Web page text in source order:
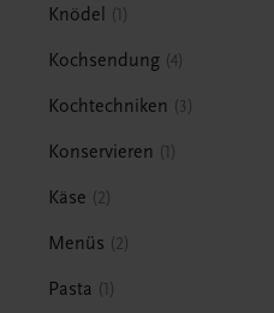
Knödel 1
Kochsendung 4
Kochtechniken 3
Konservieren 1
Käse 2
Menüs 2
Pasta 1